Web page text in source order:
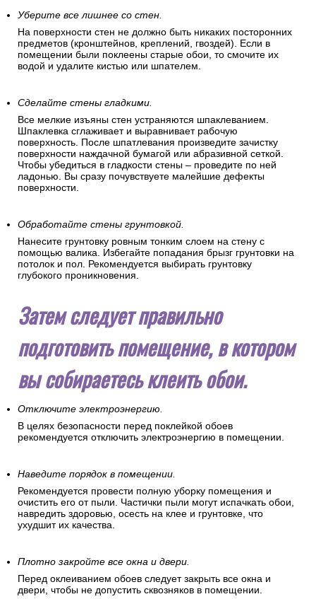
Уберите все лишнее со стен.
На поверхности стен не должно быть никаких посторонних
предметов (кронштейнов, креплений, гвоздей). Если в
помещении были поклеены старые обои, то смочите их
водой и удалите кистью или шпателем.
Сделайте стены гладкими.
Все мелкие изъяны стен устраняются шпаклеванием.
Шпаклевка сглаживает и выравнивает рабочую
поверхность. После шпатлевания произведите зачистку
поверхности наждачной бумагой или абразивной сеткой.
Чтобы убедиться в гладкости стены – проведите по ней
ладонью. Вы сразу почувствуете малейшие дефекты
поверхности.
Обработайте стены грунтовкой.
Нанесите грунтовку ровным тонким слоем на стену с
помощью валика. Избегайте попадания брызг грунтовки на
потолок и пол. Рекомендуется выбирать грунтовку
глубокого проникновения.
Затем следует правильно
подготовить помещение, в котором
вы собираетесь клеить обои.
Отключите электроэнергию.
В целях безопасности перед поклейкой обоев
рекомендуется отключить электроэнергию в помещении.
Наведите порядок в помещении.
Рекомендуется провести полную уборку помещения и
очистить его от пыли. Частички пыли могут испачкать обои,
навредить здоровью, осесть на клее и грунтовке, что
ухудшит их качества.
Плотно закройте все окна и двери.
Перед оклеиванием обоев следует закрыть все окна и
двери, чтобы не допустить сквозняков в помещении.